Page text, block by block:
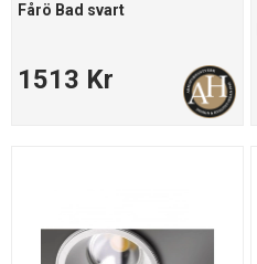
Fårö Bad svart
1513 Kr